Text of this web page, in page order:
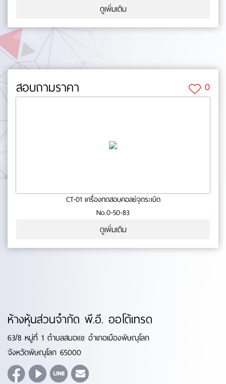
ดูเพิ่มเติม
สอบถามราคา 0
CT-01 เครื่องทดสอบคอลย์จุดระเบิด
No.0-50-83
ดูเพิ่มเติม
ห้างหุ้นส่วนจำกัด พี.อี. ออโต้เทรด
63/8 หมู่ที่ 1 ตำบลสมอแข อำเภอเมืองพิษณุโลก
จังหวัดพิษณุโลก 65000